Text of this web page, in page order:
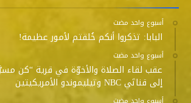
‫‫‫‏‫أسبوع واحد مضت‬
البابا: تذكروا أنكم خُلقتم لأمور عظيمة!
‫‫‫‏‫أسبوع واحد مضت‬
عقب لقاء الصلاة والأخوّة في قرية “كن
إلى قناتَي NBC وتيليموندو الأمريكيتين